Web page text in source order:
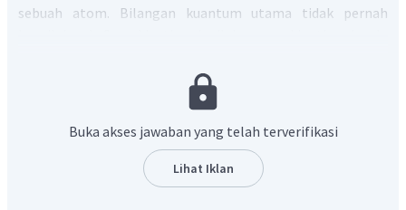
sebuah atom. Bilangan kuantum utama tidak pernah
kuantum utama berkisar dari 1 ke tingkat energi yang
mengandung elektron terluar. Bilangan kuantum utama
Nilai-nilai tersebut melambangkan K, L, M, dst.
Buka akses jawaban yang telah terverifikasi
Lihat Iklan